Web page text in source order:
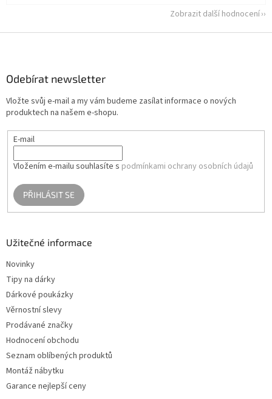
Zobrazit další hodnocení
Odebírat newsletter
Vložte svůj e-mail a my vám budeme zasílat informace o nových
produktech na našem e-shopu.
E-mail
Vložením e-mailu souhlasíte s podmínkami ochrany osobních údajů
PŘIHLÁSIT SE
Užitečné informace
Novinky
Tipy na dárky
Dárkové poukázky
Věrnostní slevy
Prodávané značky
Hodnocení obchodu
Seznam oblíbených produktů
Montáž nábytku
Garance nejlepší ceny